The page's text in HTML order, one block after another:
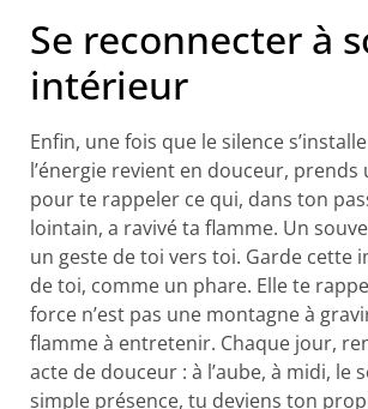
Se reconnecter à
intérieur
Enfin, une fois que le silence
l’énergie revient en douceur,
pour te rappeler ce qui, dans ton
lointain, a ravivé ta flamme. Un
un geste de toi vers toi. Garde cette
de toi, comme un phare. Elle te
force n’est pas une montagne à
flamme à entretenir. Chaque jour,
acte de douceur : à l’aube, à midi, le
simple présence, tu deviens ton